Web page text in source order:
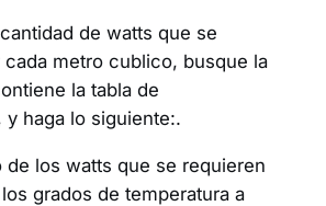
de watts que se
metro cublico, busque la
la tabla de
y haga lo siguiente:.
de los watts que se requieren
grados de temperatura a